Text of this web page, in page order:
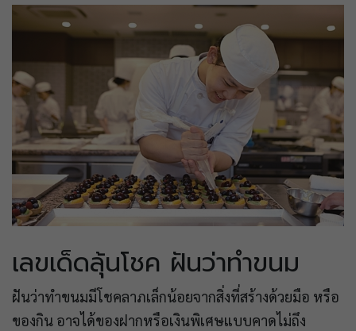
เลขเด็ดลุ้นโชค ฝันว่าทำขนม
ฝันว่าทำขนมมีโชคลาภเล็กน้อยจากสิ่งที่สร้างด้วยมือ หรือ
ของกิน อาจได้ของฝากหรือเงินพิเศษแบบคาดไม่ถึง